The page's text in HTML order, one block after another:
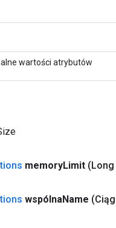
wartości atrybutów
memoryLimit
wspólnaName